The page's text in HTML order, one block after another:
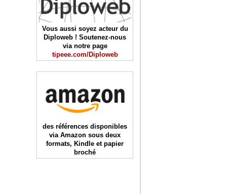
Vous aussi soyez acteur du
Diploweb ! Soutenez-nous
via notre page
tipeee.com/Diploweb
des références disponibles
via Amazon sous deux
formats, Kindle et papier
broché